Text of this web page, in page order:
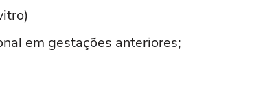
em gestações anteriores;